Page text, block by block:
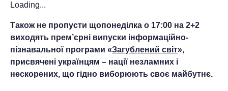
Loading...
Також не пропусти щопонеділка о 17:00 на 2+2
виходять прем’єрні випуски інформаційно-
пізнавальної програми «Загублений світ»,
присвячені українцям – нації незламних і
нескорених, що гідно виборюють своє майбутнє.